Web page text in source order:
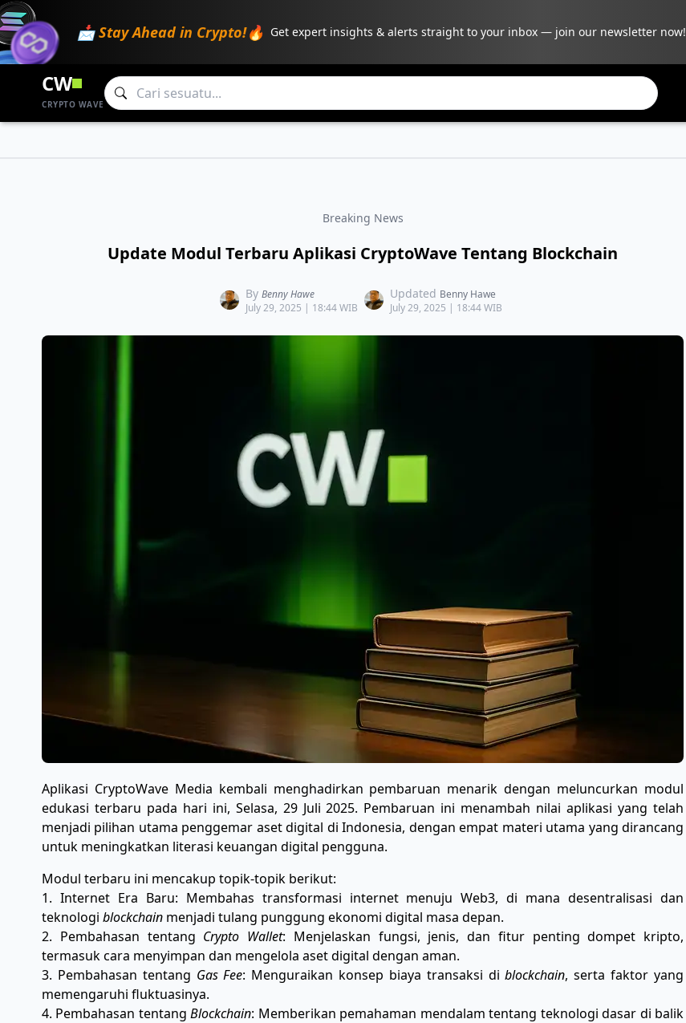
📩 Stay Ahead in Crypto!🔥 Get expert insights & alerts straight to your inbox — join our newsletter now!
CW
CRYPTO WAVE
Breaking News
Update Modul Terbaru Aplikasi CryptoWave Tentang Blockchain
By Benny Hawe
July 29, 2025 | 18:44 WIB
Updated Benny Hawe
July 29, 2025 | 18:44 WIB
Aplikasi CryptoWave Media kembali menghadirkan pembaruan menarik dengan meluncurkan modul
edukasi terbaru pada hari ini, Selasa, 29 Juli 2025. Pembaruan ini menambah nilai aplikasi yang telah
menjadi pilihan utama penggemar aset digital di Indonesia, dengan empat materi utama yang dirancang
untuk meningkatkan literasi keuangan digital pengguna.
Modul terbaru ini mencakup topik-topik berikut:
1. Internet Era Baru: Membahas transformasi internet menuju Web3, di mana desentralisasi dan
teknologi blockchain menjadi tulang punggung ekonomi digital masa depan.
2. Pembahasan tentang Crypto Wallet: Menjelaskan fungsi, jenis, dan fitur penting dompet kripto,
termasuk cara menyimpan dan mengelola aset digital dengan aman.
3. Pembahasan tentang Gas Fee: Menguraikan konsep biaya transaksi diblockchain, serta faktor yang
memengaruhi fluktuasinya.
4. Pembahasan tentangBlockchain: Memberikan pemahaman mendalam tentang teknologi dasar di balik